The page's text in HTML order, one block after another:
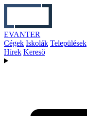
EVANTER
Cégek Iskolák Települések
Hírek Kereső